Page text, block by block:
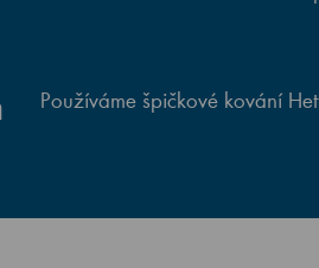
Používáme špičkové kování